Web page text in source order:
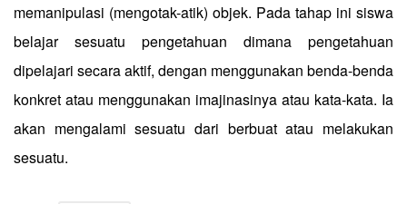
memanipulasi (mengotak-atik) objek. Pada tahap ini siswa
belajar sesuatu pengetahuan dimana pengetahuan
dipelajari secara aktif, dengan menggunakan benda-benda
konkret atau menggunakan imajinasinya atau kata-kata. Ia
akan mengalami sesuatu dari berbuat atau melakukan
sesuatu.